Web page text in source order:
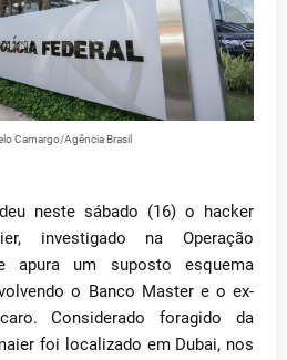
Camargo/Agência Brasil
neste sábado (16) o hacker
investigado na Operação
apura um suposto esquema
o Banco Master e o ex-
Considerado foragido da
foi localizado em Dubai, nos